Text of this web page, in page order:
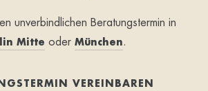
unverbindlichen Beratungstermin in
Mitte oder München.
VEREINBAREN